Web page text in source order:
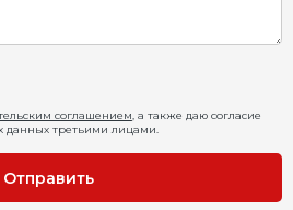
соглашением, а также даю согласие
данных третьими лицами.
Отправить